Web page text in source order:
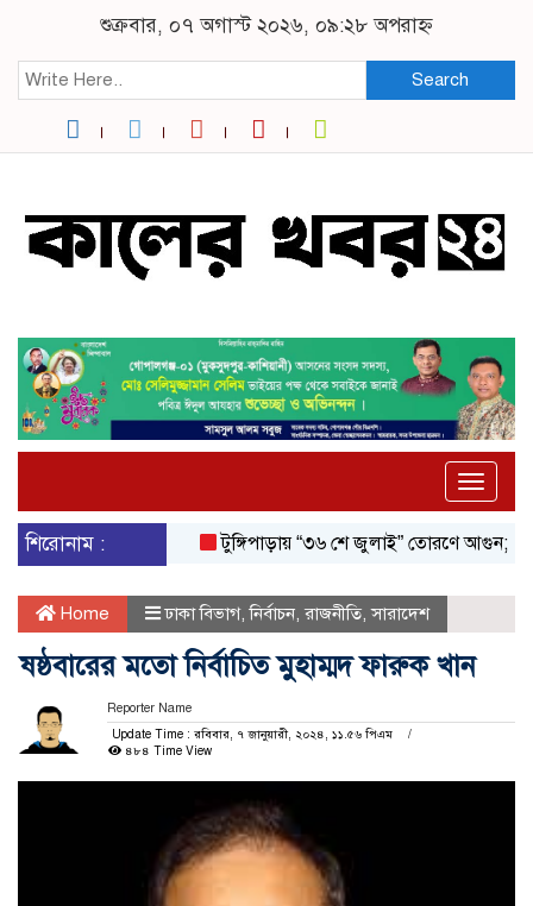
শুক্রবার, ০৭ অগাস্ট ২০২৬, ০৯:২৮ অপরাহ্ন
Search
Toggle
শিরোনাম :
টুঙ্গিপাড়ায় “৩৬ শে জুলাই” তোরণে আগুন; ৭৫
Home ঢাকা বিভাগ,নির্বাচন, রাজনীতি,সারাদেশ
ষষ্ঠবারের মতো নির্বাচিত মুহাম্মদ ফারুক খান
Reporter Name
Update Time : রবিবার, ৭ জানুয়ারী, ২০২৪, ১১.৫৬ পিএম
৪৮৪ Time View